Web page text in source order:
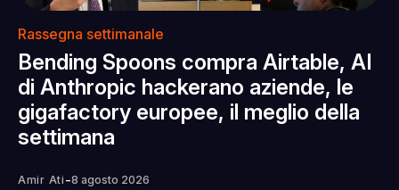
Rassegna settimanale
Bending Spoons compra Airtable, AI
di Anthropic hackerano aziende, le
gigafactory europee, il meglio della
settimana
Amir Ati -8 agosto 2026